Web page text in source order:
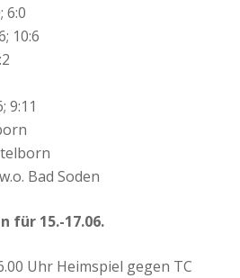
6:0
10:6
9:11
Bad Soden
für 15.-17.06.
Uhr Heimspiel gegen TC